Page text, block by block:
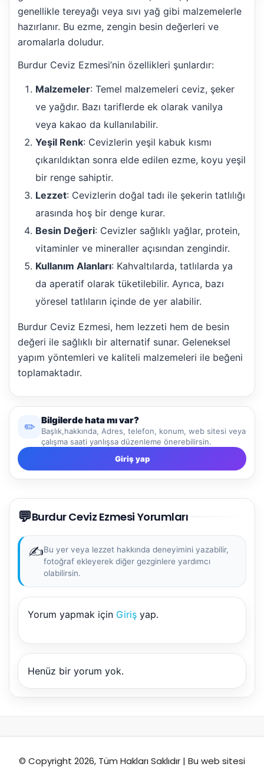
genellikle tereyağı veya sıvı yağ gibi malzemelerle
hazırlanır. Bu ezme, zengin besin değerleri ve
aromalarla doludur.
Burdur Ceviz Ezmesi’nin özellikleri şunlardır:
Malzemeler: Temel malzemeleri ceviz, şeker
ve yağdır. Bazı tariflerde ek olarak vanilya
veya kakao da kullanılabilir.
Yeşil Renk: Cevizlerin yeşil kabuk kısmı
çıkarıldıktan sonra elde edilen ezme, koyu yeşil
bir renge sahiptir.
Lezzet: Cevizlerin doğal tadı ile şekerin tatlılığı
arasında hoş bir denge kurar.
Besin Değeri: Cevizler sağlıklı yağlar, protein,
vitaminler ve mineraller açısından zengindir.
Kullanım Alanları: Kahvaltılarda, tatlılarda ya
da aperatif olarak tüketilebilir. Ayrıca, bazı
yöresel tatlıların içinde de yer alabilir.
Burdur Ceviz Ezmesi, hem lezzeti hem de besin
değeri ile sağlıklı bir alternatif sunar. Geleneksel
yapım yöntemleri ve kaliteli malzemeleri ile beğeni
toplamaktadır.
✏️
Bilgilerde hata mı var?
Başlık,hakkında, Adres, telefon, konum, web sitesi veya
çalışma saati yanlışsa düzenleme önerebilirsin.
Giriş yap
💬Burdur Ceviz Ezmesi Yorumları
✍️Bu yer veya lezzet hakkında deneyimini yazabilir,
fotoğraf ekleyerek diğer gezginlere yardımcı
olabilirsin.
Yorum yapmak için Giriş yap.
Henüz bir yorum yok.
© Copyright 2026, Tüm Hakları Saklıdır | Bu web sitesi
NBY Akıllı Asistan
AI kullanmadan, sitedeki gerçek yerlerle akıllı rota
önerir.
Şehir / ilçe
🏛️ Tarihi 🌿 Doğa 👨‍👩‍👧 Aile/Çocuk
🍽️ Lezzet ⚡ Kısa